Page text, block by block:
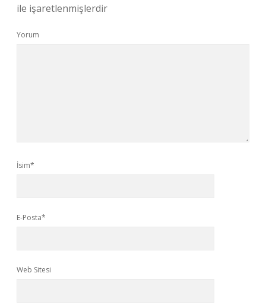
ile işaretlenmişlerdir
Yorum
İsim*
E-Posta*
Web Sitesi